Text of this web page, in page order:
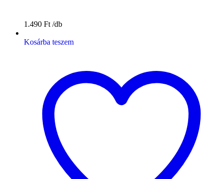
1.490 Ft
Kosárba teszem